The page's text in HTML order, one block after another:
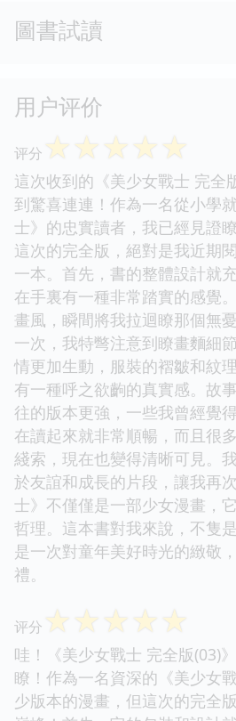
圖書試讀
用户评价
评分 ☆☆☆☆☆
這次收到的《美少女戰士 完全
到驚喜連連！作為一名從小學
士》的忠實讀者，我已經見證
這次的完全版，絕對是我近期
一本。首先，書的整體設計就
在手裏有一種非常踏實的感覺
畫風，瞬間將我拉迴瞭那個無
一次，我特彆注意到瞭畫麵細
情更加生動，服裝的褶皺和紋
有一種呼之欲齣的真實感。故
往的版本更強，一些我曾經覺
在讀起來就非常順暢，而且很
綫索，現在也變得清晰可見。
於友誼和成長的片段，讓我再
士》不僅僅是一部少女漫畫，
哲理。這本書對我來說，不隻
是一次對童年美好時光的緻敬
禮。
评分 ☆☆☆☆☆
哇！《美少女戰士 完全版(03)
瞭！作為一名資深的《美少女
少版本的漫畫，但這次的完全